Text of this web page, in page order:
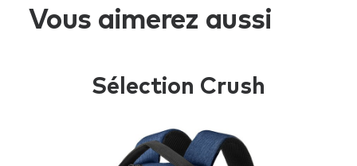
Vous aimerez aussi
Sélection Crush